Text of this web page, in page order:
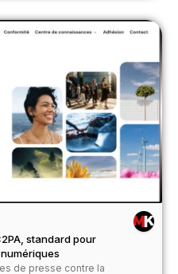
standard pour
de presse contre la